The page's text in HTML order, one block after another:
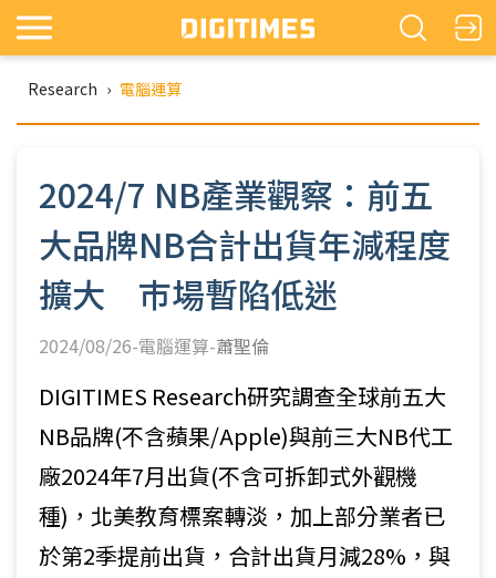
Research › 電腦運算
2024/7 NB產業觀察：前五
大品牌NB合計出貨年減程度
擴大 巿場暫陷低迷
2024/08/26-電腦運算-蕭聖倫
DIGITIMES Research研究調查全球前五大
NB品牌(不含蘋果/Apple)與前三大NB代工
廠2024年7月出貨(不含可拆卸式外觀機
種)，北美教育標案轉淡，加上部分業者已
於第2季提前出貨，合計出貨月減28%，與